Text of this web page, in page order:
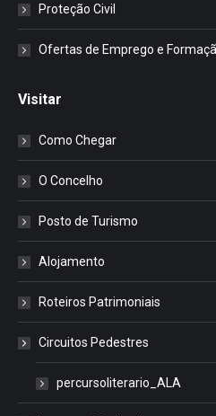
Proteção Civil
Ofertas de Emprego e
Visitar
Como Chegar
O Concelho
Posto de Turismo
Alojamento
Roteiros Patrimoniais
Circuitos Pedestres
percursoliterario_ALA